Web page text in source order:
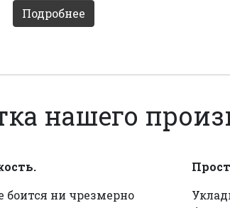
Подробнее
нашего
боится ни чрезмерно